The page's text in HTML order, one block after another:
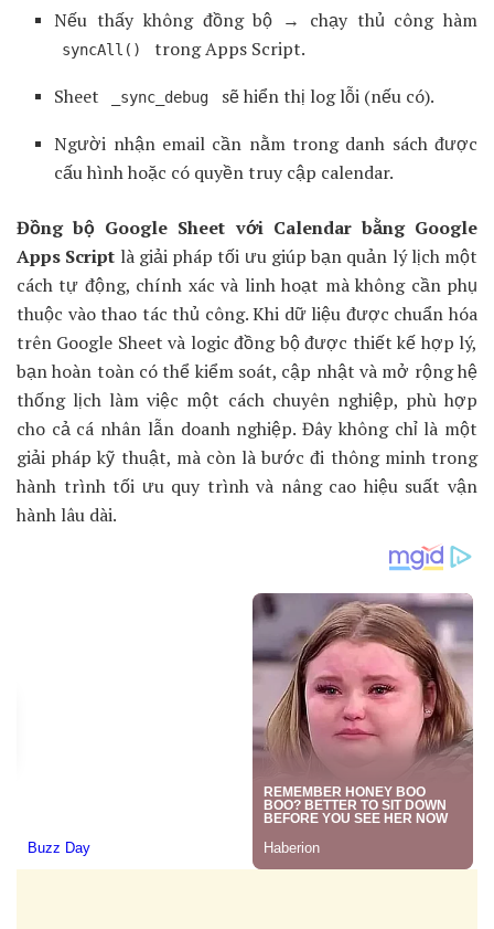
Nếu thấy không đồng bộ → chạy thủ công hàm
syncAll()
trong Apps Script.
Sheet
_sync_debug
sẽ hiển thị log lỗi (nếu có).
Người nhận email cần nằm trong danh sách được
cấu hình hoặc có quyền truy cập calendar.
Đồng bộ Google Sheet với Calendar bằng Google
Apps Script là giải pháp tối ưu giúp bạn quản lý lịch một
cách tự động, chính xác và linh hoạt mà không cần phụ
thuộc vào thao tác thủ công. Khi dữ liệu được chuẩn hóa
trên Google Sheet và logic đồng bộ được thiết kế hợp lý,
bạn hoàn toàn có thể kiểm soát, cập nhật và mở rộng hệ
thống lịch làm việc một cách chuyên nghiệp, phù hợp
cho cả cá nhân lẫn doanh nghiệp. Đây không chỉ là một
giải pháp kỹ thuật, mà còn là bước đi thông minh trong
hành trình tối ưu quy trình và nâng cao hiệu suất vận
hành lâu dài.